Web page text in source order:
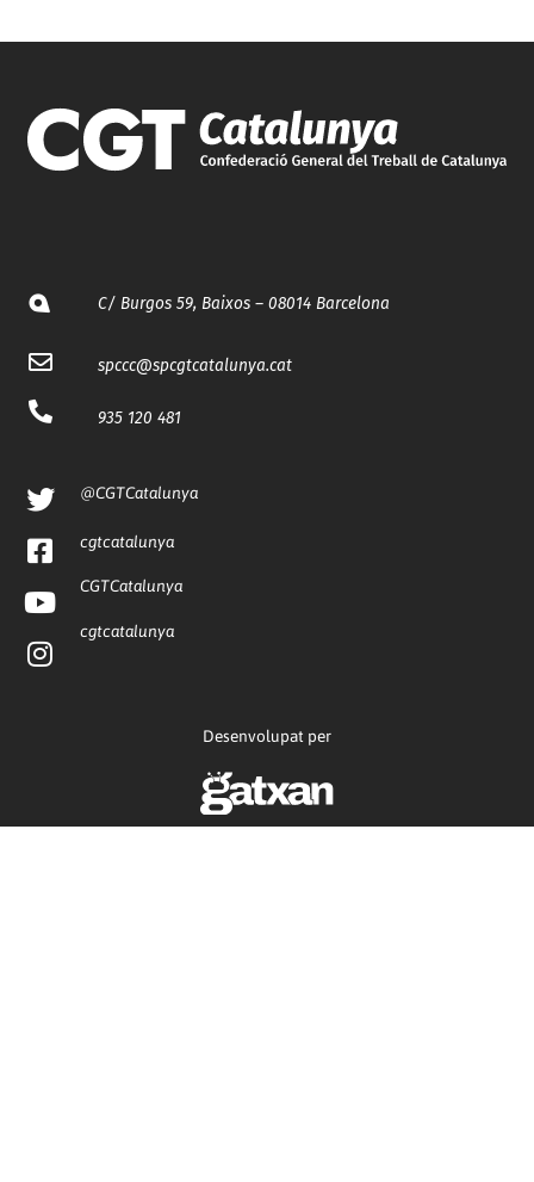
C/ Burgos 59, Baixos – 08014 Barcelona
spccc@spcgtcatalunya.cat
935 120 481
@CGTCatalunya
cgtcatalunya
CGTCatalunya
cgtcatalunya
Desenvolupat per